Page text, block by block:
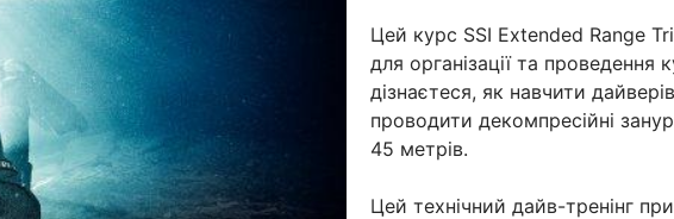
Цей курс SSI Extended Range
для організації та
дізнаєтеся, як навчити
проводити декомпресійні
45 метрів.
Цей технічний дайв-тренінг